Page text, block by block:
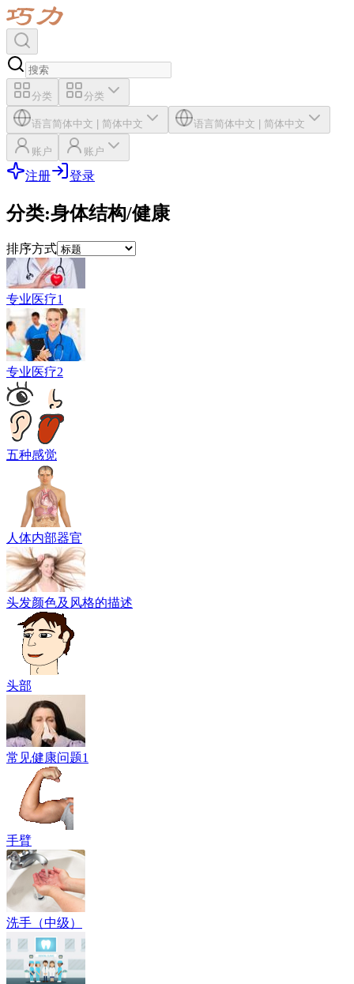
分类 分类
语言简体中文 | 简体中文 语言简体中文 | 简体中文
账户 账户
注册 登录
分类:身体结构/健康
排序方式
专业医疗1
专业医疗2
五种感觉
人体内部器官
头发颜色及风格的描述
头部
常见健康问题1
手臂
洗手（中级）